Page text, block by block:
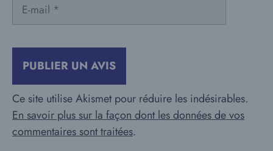
Ce site utilise Akismet pour réduire les indésirables.
En savoir plus sur la façon dont les données de vos
commentaires sont traitées.